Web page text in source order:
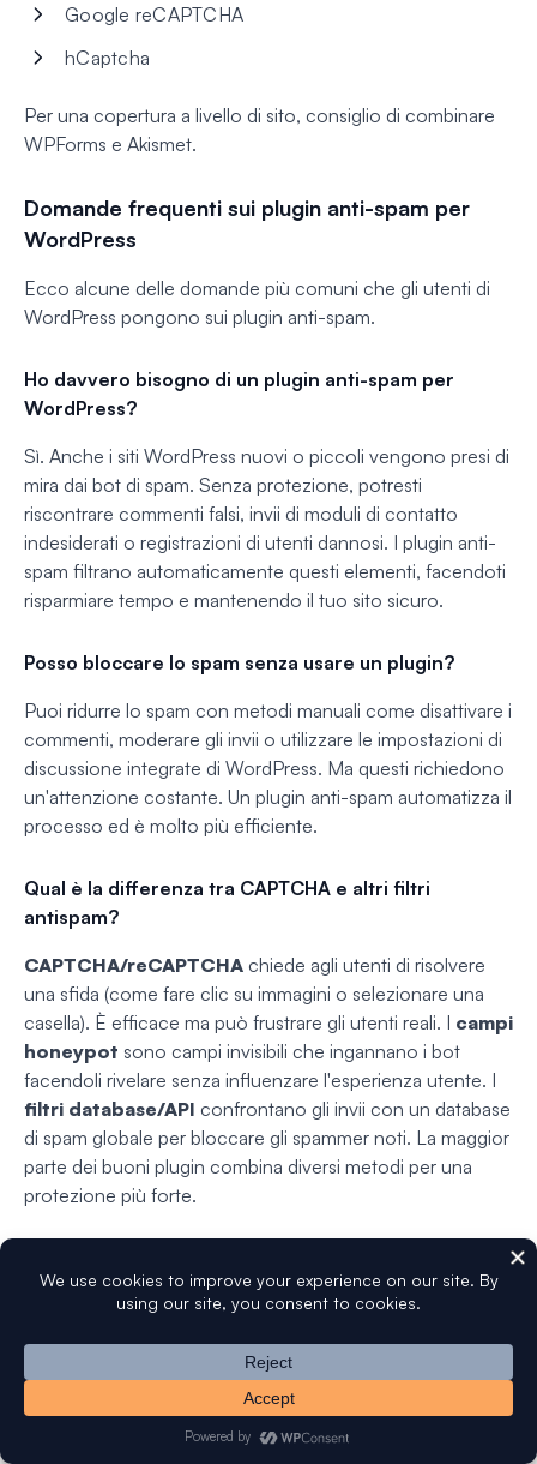
Google reCAPTCHA
hCaptcha
Per una copertura a livello di sito, consiglio di combinare
WPForms e Akismet.
Domande frequenti sui plugin anti-spam per
WordPress
Ecco alcune delle domande più comuni che gli utenti di
WordPress pongono sui plugin anti-spam.
Ho davvero bisogno di un plugin anti-spam per
WordPress?
Sì. Anche i siti WordPress nuovi o piccoli vengono presi di
mira dai bot di spam. Senza protezione, potresti
riscontrare commenti falsi, invii di moduli di contatto
indesiderati o registrazioni di utenti dannosi. I plugin anti-
spam filtrano automaticamente questi elementi, facendoti
risparmiare tempo e mantenendo il tuo sito sicuro.
Posso bloccare lo spam senza usare un plugin?
Puoi ridurre lo spam con metodi manuali come disattivare i
commenti, moderare gli invii o utilizzare le impostazioni di
discussione integrate di WordPress. Ma questi richiedono
un'attenzione costante. Un plugin anti-spam automatizza il
processo ed è molto più efficiente.
Qual è la differenza tra CAPTCHA e altri filtri
antispam?
CAPTCHA/reCAPTCHA chiede agli utenti di risolvere
una sfida (come fare clic su immagini o selezionare una
casella). È efficace ma può frustrare gli utenti reali. I campi
honeypot sono campi invisibili che ingannano i bot
facendoli rivelare senza influenzare l'esperienza utente. I
filtri database/API confrontano gli invii con un database
di spam globale per bloccare gli spammer noti. La maggior
parte dei buoni plugin combina diversi metodi per una
protezione più forte.
La maggior parte dei moderni plugin anti-spam sono
del sito. Alcuni plugin premium elaborano persino il
filtraggio nel cloud, riducendo il carico sul tuo server. Per
evitare rallentamenti, attieniti a plugin affidabili e